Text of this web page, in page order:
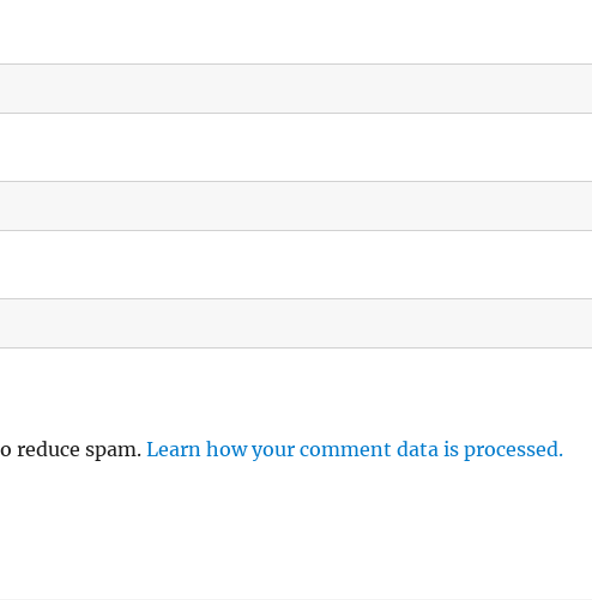
reduce spam.Learn how your comment data is processed.